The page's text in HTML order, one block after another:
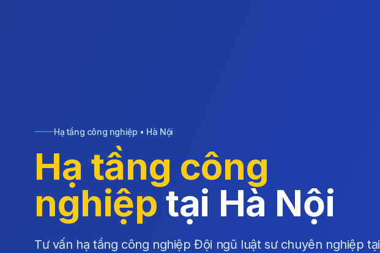
Hạ tầng công nghiệp • Hà Nội
Hạ tầng công
nghiệp tại Hà Nội
Tư vấn hạ tầng công nghiệp Đội ngũ luật sư chuyên nghiệp tại